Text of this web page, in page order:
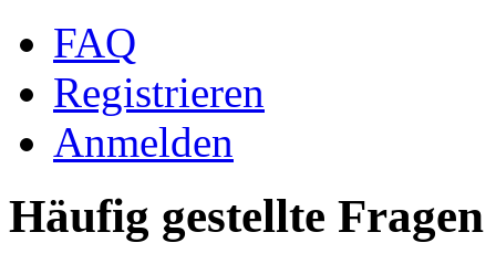
FAQ
Registrieren
Anmelden
Häufig gestellte Fragen